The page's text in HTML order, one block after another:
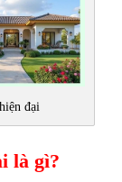
đại
là gì?